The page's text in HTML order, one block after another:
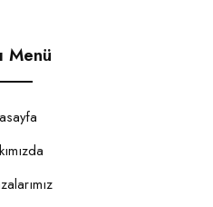
Menü